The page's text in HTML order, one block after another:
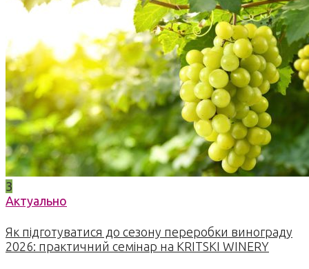
3
Актуально
Як підготуватися до сезону переробки винограду
2026: практичний семінар на KRITSKI WINERY